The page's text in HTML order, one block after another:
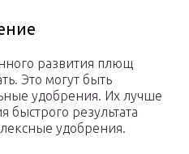
развития плющ
Это могут быть
удобрения. Их лучше
быстрого результата
удобрения.